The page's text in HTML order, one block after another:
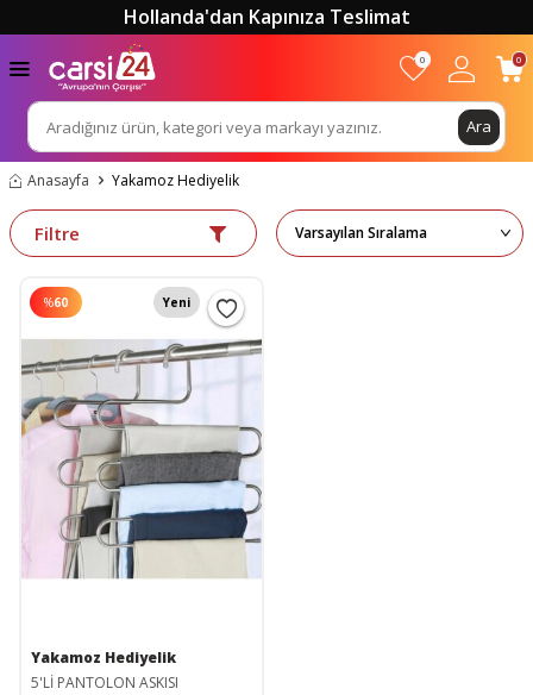
Hollanda'dan Kapınıza Teslimat
Ara
0 0
Anasayfa Yakamoz Hediyelik
Filtre
%60 Yeni
Yakamoz Hediyelik
5'Lİ PANTOLON ASKISI